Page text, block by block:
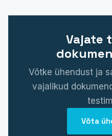
Vajate
Võtke ühendust ja
vajalikud
Võta